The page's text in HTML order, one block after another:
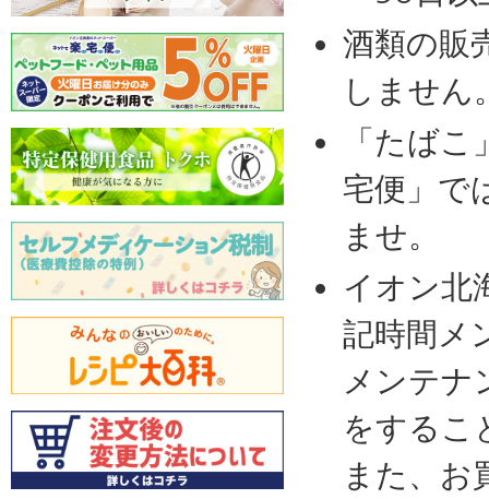
酒類の販
しません
「たば
宅便」で
ませ。
イオン北
記時間メ
メンテナ
をするこ
また、お